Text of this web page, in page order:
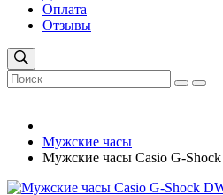
Оплата
Отзывы
Мужские часы
Мужские часы Casio G-